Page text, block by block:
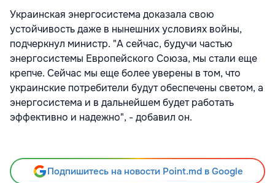
Украинская энергосистема доказала свою
устойчивость даже в нынешних условиях войны,
подчеркнул министр. "А сейчас, будучи частью
энергосистемы Европейского Союза, мы стали еще
крепче. Сейчас мы еще более уверены в том, что
украинские потребители будут обеспечены светом, а
энергосистема и в дальнейшем будет работать
эффективно и надежно", - добавил он.
Подпишитесь на новости Point.md в Google